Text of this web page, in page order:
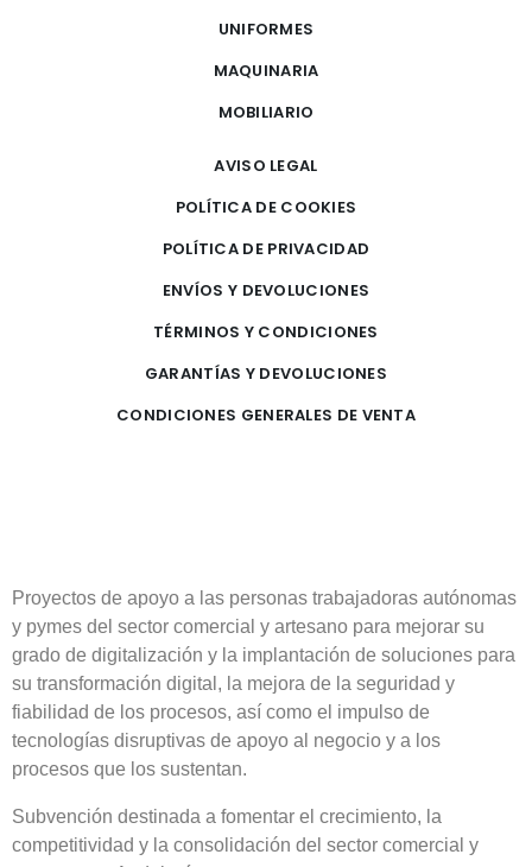
UNIFORMES
MAQUINARIA
MOBILIARIO
AVISO LEGAL
POLÍTICA DE COOKIES
POLÍTICA DE PRIVACIDAD
ENVÍOS Y DEVOLUCIONES
TÉRMINOS Y CONDICIONES
GARANTÍAS Y DEVOLUCIONES
CONDICIONES GENERALES DE VENTA
Proyectos de apoyo a las personas trabajadoras autónomas
y pymes del sector comercial y artesano para mejorar su
grado de digitalización y la implantación de soluciones para
su transformación digital, la mejora de la seguridad y
fiabilidad de los procesos, así como el impulso de
tecnologías disruptivas de apoyo al negocio y a los
procesos que los sustentan.
Subvención destinada a fomentar el crecimiento, la
competitividad y la consolidación del sector comercial y